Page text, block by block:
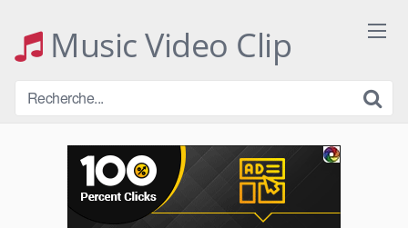
contentMusic Video Clip